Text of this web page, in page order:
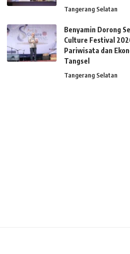
Tangerang Selatan
Benyamin Dorong
Culture Festival
Pariwisata dan
Tangsel
Tangerang Selatan